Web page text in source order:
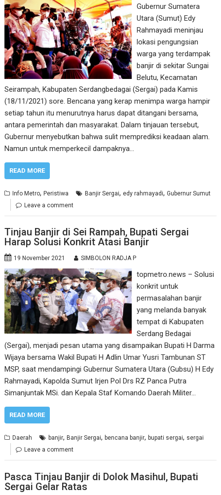
Gubernur Sumatera
Utara (Sumut) Edy
Rahmayadi meninjau
lokasi pengungsian
warga yang terdampak
banjir di sekitar Sungai
Belutu, Kecamatan
Seirampah, Kabupaten Serdangbedagai (Sergai) pada Kamis
(18/11/2021) sore. Bencana yang kerap menimpa warga hampir
setiap tahun itu menurutnya harus dapat ditangani bersama,
antara pemerintah dan masyarakat. Dalam tinjauan tersebut,
Gubernur menyebutkan bahwa sulit memprediksi keadaan alam.
Namun untuk memperkecil dampaknya…
READ MORE
Info Metro,Peristiwa Banjir Sergai, edy rahmayadi,Gubernur Sumut
Leave a comment
Tinjau Banjir di Sei Rampah, Bupati Sergai
Harap Solusi Konkrit Atasi Banjir
19 November 2021 SIMBOLON RADJA P
topmetro.news – Solusi
konkrit untuk
permasalahan banjir
yang melanda banyak
tempat di Kabupaten
Serdang Bedagai
(Sergai), menjadi pesan utama yang disampaikan Bupati H Darma
Wijaya bersama Wakil Bupati H Adlin Umar Yusri Tambunan ST
MSP, saat mendampingi Gubernur Sumatera Utara (Gubsu) H Edy
Rahmayadi, Kapolda Sumut Irjen Pol Drs RZ Panca Putra
Simanjuntak MSi. dan Kepala Staf Komando Daerah Militer…
READ MORE
Daerah banjir,Banjir Sergai,bencana banjir,bupati sergai, sergai
Leave a comment
Pasca Tinjau Banjir di Dolok Masihul, Bupati
Sergai Gelar Ratas